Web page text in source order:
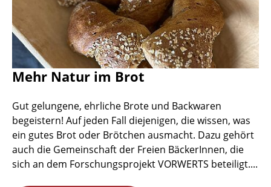
Mehr Natur im Brot
Gut gelungene, ehrliche Brote und Backwaren
begeistern! Auf jeden Fall diejenigen, die wissen, was
ein gutes Brot oder Brötchen ausmacht. Dazu gehört
auch die Gemeinschaft der Freien BäckerInnen, die
sich an dem Forschungsprojekt VORWERTS beteiligt....